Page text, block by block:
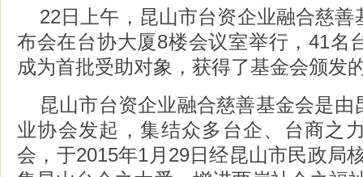
22日上午，昆山市台资企业融合慈
布会在台协大厦8楼会议室举行，41名
成为首批受助对象，获得了基金会颁发
昆山市台资企业融合慈善基金会是由
业协会发起，集结众多台企、台商之
会，于2015年1月29日经昆山市民政局